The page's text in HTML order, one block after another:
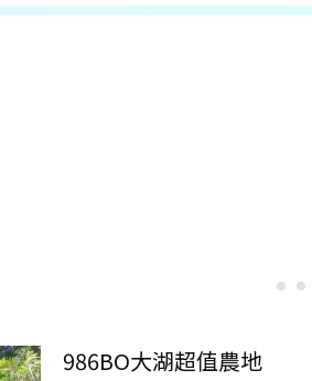
986BO大湖超值農地